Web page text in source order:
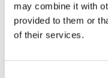
may combine it with
provided to them or
of their services.
Motorhandschoenen